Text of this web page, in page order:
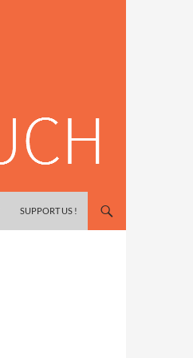
SUPPORT US !